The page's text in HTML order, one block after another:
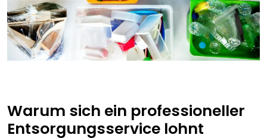
Warum sich ein professioneller
Entsorgungsservice lohnt